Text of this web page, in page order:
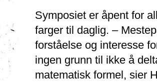
Symposiet er åpent for
farger til daglig. –
forståelse og interesse
ingen grunn til ikke å
matematisk formel, sier